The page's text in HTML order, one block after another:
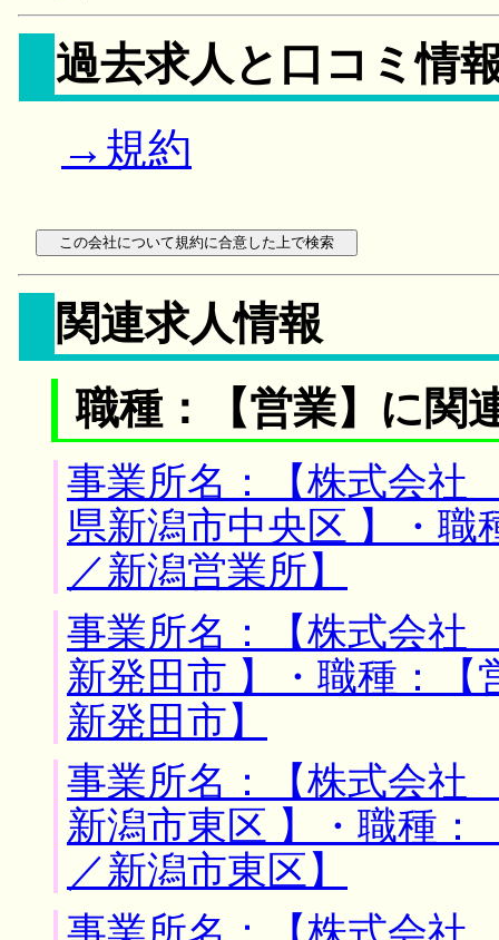
過去求人と口コミ情
→規約
関連求人情報
職種：【営業】に関
事業所名：【株式会
県新潟市中央区 】・職
／新潟営業所】
事業所名：【株式会社
新発田市 】・職種：
新発田市】
事業所名：【株式会社
新潟市東区 】・職種
／新潟市東区】